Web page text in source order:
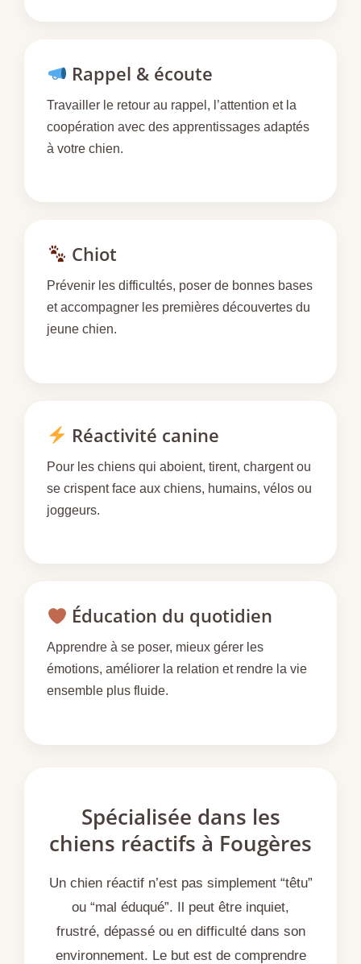
Rappel & écoute
Travailler le retour au rappel, l’attention et la
coopération avec des apprentissages adaptés
à votre chien.
Chiot
Prévenir les difficultés, poser de bonnes bases
et accompagner les premières découvertes du
jeune chien.
Réactivité canine
Pour les chiens qui aboient, tirent, chargent ou
se crispent face aux chiens, humains, vélos ou
joggeurs.
Éducation du quotidien
Apprendre à se poser, mieux gérer les
émotions, améliorer la relation et rendre la vie
ensemble plus fluide.
Spécialisée dans les
chiens réactifs à Fougères
Un chien réactif n’est pas simplement “têtu”
ou “mal éduqué”. Il peut être inquiet,
frustré, dépassé ou en difficulté dans son
environnement. Le but est de comprendre